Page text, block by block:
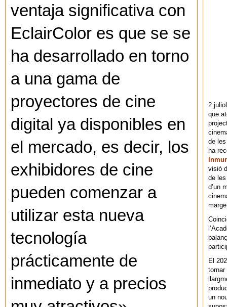
ventaja significativa con
EclairColor es que se se
ha desarrollado en torno
a una gama de
proyectores de cine
digital ya disponibles en
el mercado, es decir, los
exhibidores de cine
pueden comenzar a
utilizar esta nueva
tecnología
prácticamente de
inmediato y a precios
2
que
de
ha
visió
de
d’un
El
un